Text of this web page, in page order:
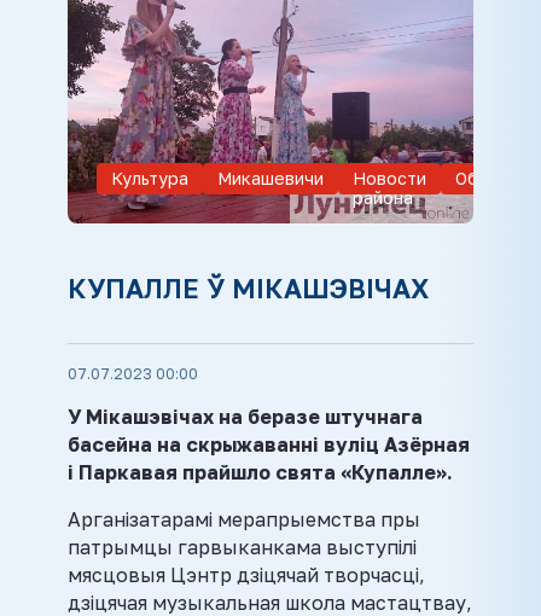
Культура Микашевичи
Новости
района
КУПАЛЛЕ Ў МІКАШЭВІЧАХ
07.07.2023 00:00
У Мікашэвічах на беразе штучнага
басейна на скрыжаванні вуліц Азёрная
і Паркавая прайшло свята «Купалле».
Арганізатарамі мерапрыемства пры
патрымцы гарвыканкама выступілі
мясцовыя Цэнтр дзіцячай творчасці,
дзіцячая музыкальная школа мастацтвау‌,